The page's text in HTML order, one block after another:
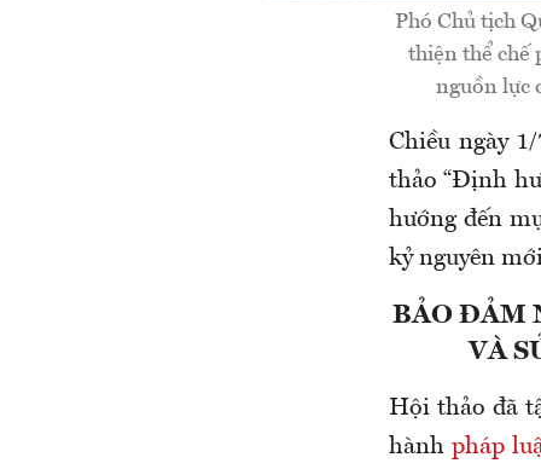
Phó Chủ tịch
thiện thể chế
nguồn lực
Chiều ngày
thảo “Định
hướng đến
kỷ nguyên
BẢO ĐẢM
VÀ
Hội thảo đã
hànhpháp